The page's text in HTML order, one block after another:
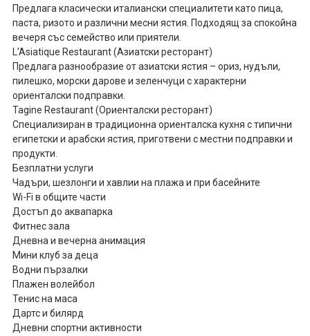
Предлага класически италиански специалитети като пица,
паста, ризото и различни месни ястия. Подходящ за спокойна
вечеря със семейство или приятели.
L’Asiatique Restaurant (Азиатски ресторант)
Предлага разнообразие от азиатски ястия – ориз, нудъли,
пилешко, морски дарове и зеленчуци с характерни
ориенталски подправки.
Tagine Restaurant (Ориенталски ресторант)
Специализиран в традиционна ориенталска кухня с типични
египетски и арабски ястия, приготвени с местни подправки и
продукти.
Безплатни услуги
Чадъри, шезлонги и хавлии на плажа и при басейните
Wi-Fi в общите части
Достъп до аквапарка
Фитнес зала
Дневна и вечерна анимация
Мини клуб за деца
Водни пързалки
Плажен волейбол
Тенис на маса
Дартс и билярд
Дневни спортни активности